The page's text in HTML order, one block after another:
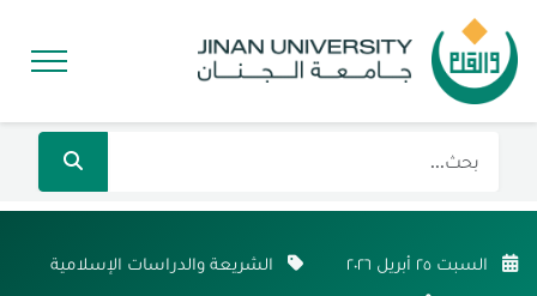
السبت ٢٥ أبريل ٢٠٢٦ الشريعة والدراسات الإسلامية